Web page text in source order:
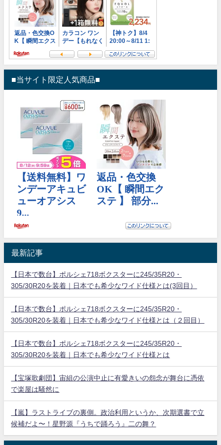
■当サイト限定人気商品■
最新記事
【日本で数台】ポルシェ718ボクスターに245/35R20・
305/30R20を装着｜日本でも希少なワイド仕様とは(3回目）
【日本で数台】ポルシェ718ボクスターに245/35R20・
305/30R20を装着｜日本でも希少なワイド仕様とは（２回目）
【日本で数台】ポルシェ718ボクスターに245/35R20・
305/30R20を装着｜日本でも希少なワイド仕様とは
【宝塚歌劇団】宙組の公演中止に有愛きいの怨念が舞台に憑依
で楽屋は騒然に
【嵐】ラストライブの裏側。政治利用というか、次期選書で立
候補だよ〜！星野源『うちで踊ろう』二の舞？